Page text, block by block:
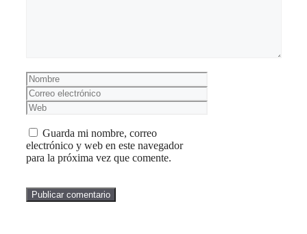
Nombre
Correo
electrónico
Web
Guarda mi nombre, correo
electrónico y web en este navegador
para la próxima vez que comente.